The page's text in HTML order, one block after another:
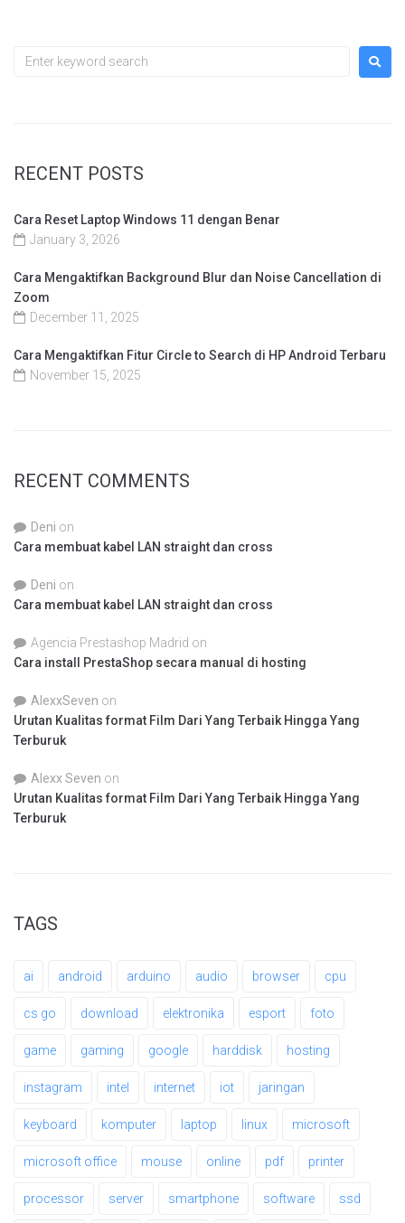
RECENT POSTS
Cara Reset Laptop Windows 11 dengan Benar
January 3, 2026
Cara Mengaktifkan Background Blur dan Noise Cancellation di
Zoom
December 11, 2025
Cara Mengaktifkan Fitur Circle to Search di HP Android Terbaru
November 15, 2025
RECENT COMMENTS
Deni on
Cara membuat kabel LAN straight dan cross
Deni on
Cara membuat kabel LAN straight dan cross
Agencia Prestashop Madrid on
Cara install PrestaShop secara manual di hosting
AlexxSeven on
Urutan Kualitas format Film Dari Yang Terbaik Hingga Yang
Terburuk
Alexx Seven on
Urutan Kualitas format Film Dari Yang Terbaik Hingga Yang
Terburuk
TAGS
ai android arduino audio browser cpu
cs go download elektronika esport foto
game gaming google harddisk hosting
instagram intel internet iot jaringan
keyboard komputer laptop linux microsoft
microsoft office mouse online pdf printer
processor server smartphone software ssd